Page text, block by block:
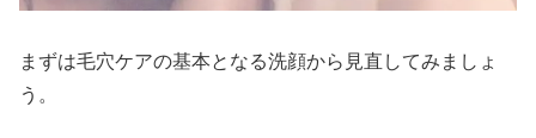
まずは毛穴ケアの基本となる洗顔から見直してみましょ
う。